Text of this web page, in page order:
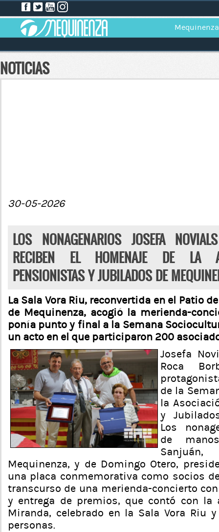
Mequinenza
NOTICIAS
30-05-2026
LOS NONAGENARIOS JOSEFA
RECIBEN EL HOMENAJE DE LA
PENSIONISTAS Y JUBILADOS DE
La Sala Vora Riu, reconvertida en el Patio
de Mequinenza, acogió la merienda-
ponía punto y final a la Semana
un acto en el que participaron 200
Josefa
Roca
de la
la
y
Los
de
Mequinenza, y de Domingo Otero,
una placa conmemorativa como socios
transcurso de una merienda-concierto
y entrega de premios, que contó con la
Miranda, celebrado en la Sala Vora Riu
personas.